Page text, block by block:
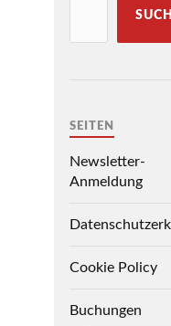
SEITEN
Newsletter-
Anmeldung
Cookie Policy
Buchungen